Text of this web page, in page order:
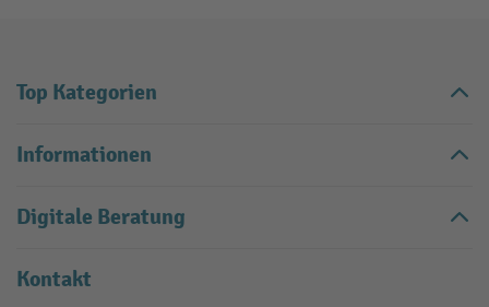
Top Kategorien
Informationen
Digitale Beratung
Kontakt